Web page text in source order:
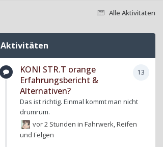
Alle Aktivitäten
Aktivitäten
13
KONI STR.T orange
Erfahrungsbericht &
Alternativen?
Das ist richtig. Einmal kommt man nicht
drumrum.
vor 2 Stunden inFahrwerk, Reifen
und Felgen